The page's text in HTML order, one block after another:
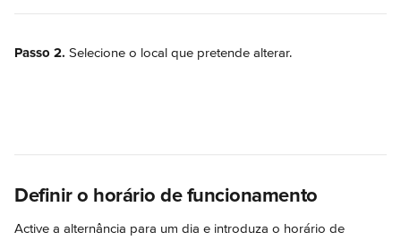
Passo 2. Selecione o local que pretende alterar.
Definir o horário de funcionamento
Active a alternância para um dia e introduza o horário de